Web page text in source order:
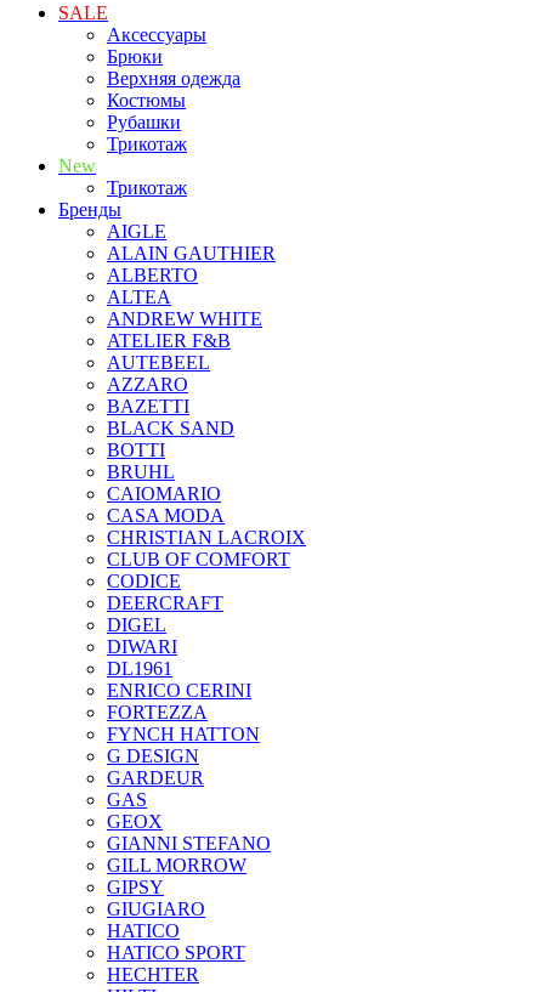
SALE
Аксессуары
Брюки
Верхняя одежда
Костюмы
Рубашки
Трикотаж
New
Трикотаж
Бренды
AIGLE
ALAIN GAUTHIER
ALBERTO
ALTEA
ANDREW WHITE
ATELIER F&B
AUTEBEEL
AZZARO
BAZETTI
BLACK SAND
BOTTI
BRUHL
CAIOMARIO
CASA MODA
CHRISTIAN LACROIX
CLUB OF COMFORT
CODICE
DEERCRAFT
DIGEL
DIWARI
DL1961
ENRICO CERINI
FORTEZZA
FYNCH HATTON
G DESIGN
GARDEUR
GAS
GEOX
GIANNI STEFANO
GILL MORROW
GIPSY
GIUGIARO
HATICO
HATICO SPORT
HECHTER